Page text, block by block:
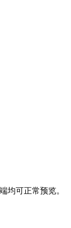
均可正常预览。